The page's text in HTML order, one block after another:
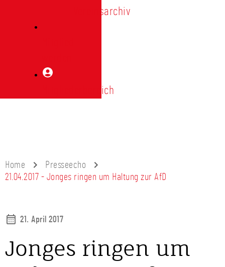
Vereinsarchiv
Mitgliederbereich
Home
Presseecho
21.04.2017 - Jonges ringen um Haltung zur AfD
21. April 2017
Jonges ringen um